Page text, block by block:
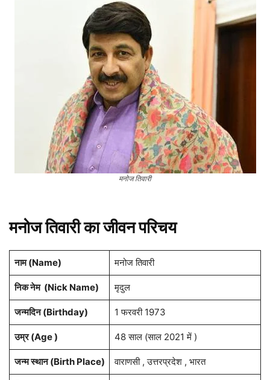
मनोज तिवारी
मनोज तिवारी का जीवन परिचय
नाम (Name) मनोज तिवारी
निक नेम (Nick Name) मृदुल
जन्मदिन (Birthday) 1 फरवरी 1973
उम्र (Age ) 48 साल (साल 2021 में )
जन्म स्थान (Birth Place) वाराणसी , उत्तरप्रदेश , भारत